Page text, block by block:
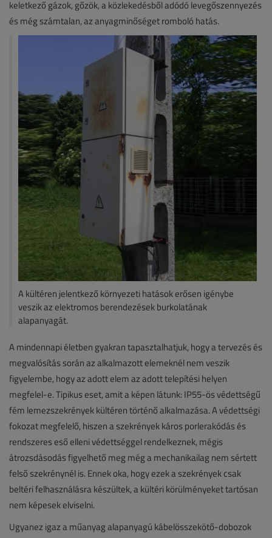
keletkező gázok, gőzök, a közlekedésből adódó levegőszennyezés
és még számtalan, az anyagminőséget romboló hatás.
A kültéren jelentkező környezeti hatások erősen igénybe
veszik az elektromos berendezések burkolatának
alapanyagát.
A mindennapi életben gyakran tapasztalhatjuk, hogy a tervezés és
megvalósítás során az alkalmazott elemeknél nem veszik
figyelembe, hogy az adott elem az adott telepítési helyen
megfelel-e. Tipikus eset, amit a képen látunk: IP55-ös védettségű
fém lemezszekrények kültéren történő alkalmazása. A védettségi
fokozat megfelelő, hiszen a szekrények káros porlerakódás és
rendszeres eső elleni védettséggel rendelkeznek, mégis
átrozsdásodás figyelhető meg még a mechanikailag nem sértett
felső szekrénynél is. Ennek oka, hogy ezek a szekrények csak
beltéri felhasználásra készültek, a kültéri körülményeket tartósan
nem képesek elviselni.
Ugyanez igaz a műanyag alapanyagú kábelösszekötő-dobozok